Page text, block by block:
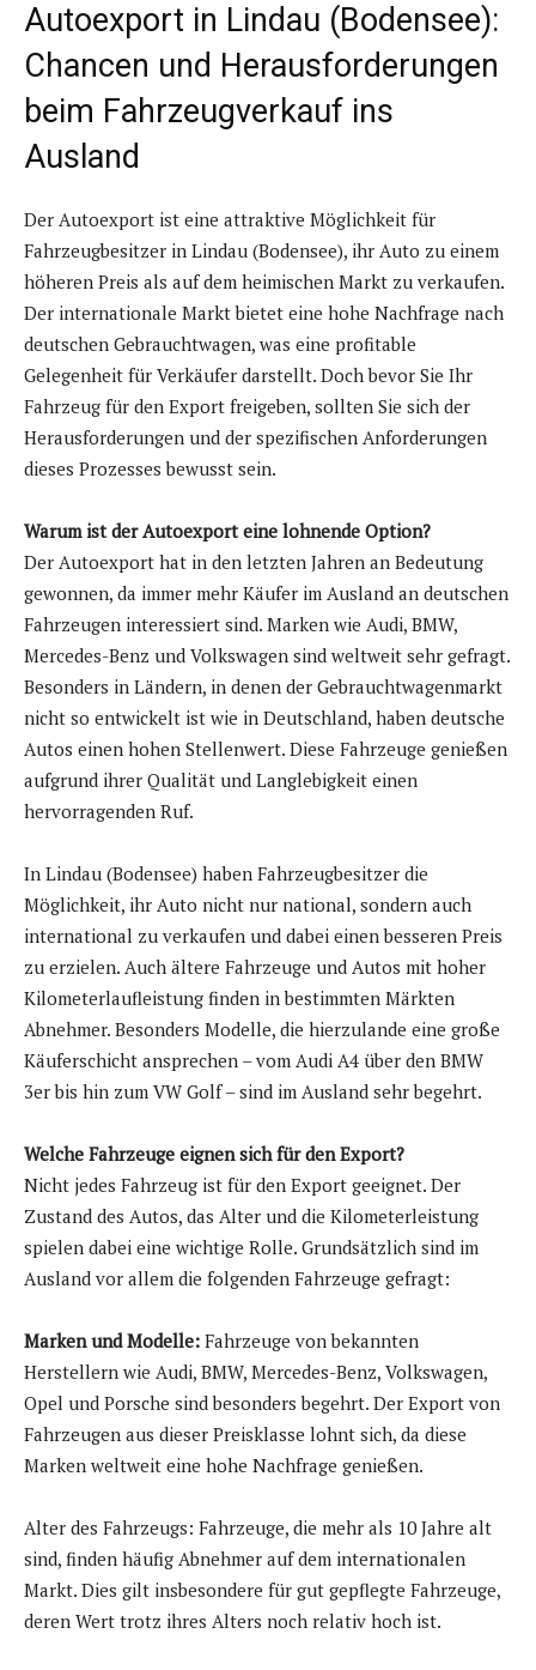
Autoexport in Lindau (Bodensee):
Chancen und Herausforderungen
beim Fahrzeugverkauf ins
Ausland
Der Autoexport ist eine attraktive Möglichkeit für
Fahrzeugbesitzer in Lindau (Bodensee), ihr Auto zu einem
höheren Preis als auf dem heimischen Markt zu verkaufen.
Der internationale Markt bietet eine hohe Nachfrage nach
deutschen Gebrauchtwagen, was eine profitable
Gelegenheit für Verkäufer darstellt. Doch bevor Sie Ihr
Fahrzeug für den Export freigeben, sollten Sie sich der
Herausforderungen und der spezifischen Anforderungen
dieses Prozesses bewusst sein.
Warum ist der Autoexport eine lohnende Option?
Der Autoexport hat in den letzten Jahren an Bedeutung
gewonnen, da immer mehr Käufer im Ausland an deutschen
Fahrzeugen interessiert sind. Marken wie Audi, BMW,
Mercedes-Benz und Volkswagen sind weltweit sehr gefragt.
Besonders in Ländern, in denen der Gebrauchtwagenmarkt
nicht so entwickelt ist wie in Deutschland, haben deutsche
Autos einen hohen Stellenwert. Diese Fahrzeuge genießen
aufgrund ihrer Qualität und Langlebigkeit einen
hervorragenden Ruf.
In Lindau (Bodensee) haben Fahrzeugbesitzer die
Möglichkeit, ihr Auto nicht nur national, sondern auch
international zu verkaufen und dabei einen besseren Preis
zu erzielen. Auch ältere Fahrzeuge und Autos mit hoher
Kilometerlaufleistung finden in bestimmten Märkten
Abnehmer. Besonders Modelle, die hierzulande eine große
Käuferschicht ansprechen – vom Audi A4 über den BMW
3er bis hin zum VW Golf – sind im Ausland sehr begehrt.
Welche Fahrzeuge eignen sich für den Export?
Nicht jedes Fahrzeug ist für den Export geeignet. Der
Zustand des Autos, das Alter und die Kilometerleistung
spielen dabei eine wichtige Rolle. Grundsätzlich sind im
Ausland vor allem die folgenden Fahrzeuge gefragt:
Marken und Modelle: Fahrzeuge von bekannten
Herstellern wie Audi, BMW, Mercedes-Benz, Volkswagen,
Opel und Porsche sind besonders begehrt. Der Export von
Fahrzeugen aus dieser Preisklasse lohnt sich, da diese
Marken weltweit eine hohe Nachfrage genießen.
Alter des Fahrzeugs: Fahrzeuge, die mehr als 10 Jahre alt
sind, finden häufig Abnehmer auf dem internationalen
Markt. Dies gilt insbesondere für gut gepflegte Fahrzeuge,
deren Wert trotz ihres Alters noch relativ hoch ist.